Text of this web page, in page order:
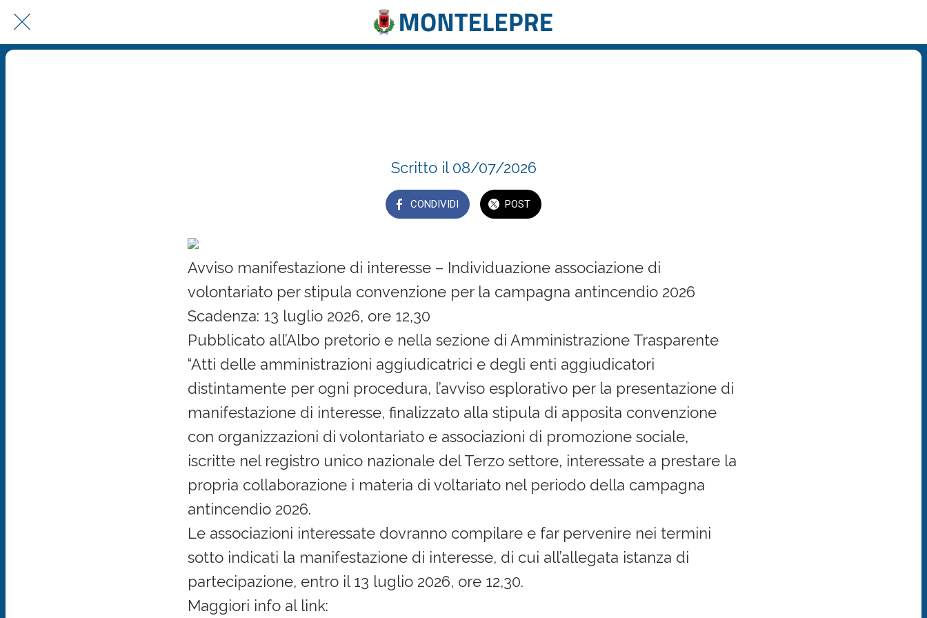
Scritto il 08/07/2026
CONDIVIDI POST
Avviso manifestazione di interesse – Individuazione associazione di
volontariato per stipula convenzione per la campagna antincendio 2026
Scadenza: 13 luglio 2026, ore 12,30
Pubblicato all’Albo pretorio e nella sezione di Amministrazione Trasparente
“Atti delle amministrazioni aggiudicatrici e degli enti aggiudicatori
distintamente per ogni procedura, l’avviso esplorativo per la presentazione di
manifestazione di interesse, finalizzato alla stipula di apposita convenzione
con organizzazioni di volontariato e associazioni di promozione sociale,
iscritte nel registro unico nazionale del Terzo settore, interessate a prestare la
propria collaborazione i materia di voltariato nel periodo della campagna
antincendio 2026.
Le associazioni interessate dovranno compilare e far pervenire nei termini
sotto indicati la manifestazione di interesse, di cui all’allegata istanza di
partecipazione, entro il 13 luglio 2026, ore 12,30.
Maggiori info al link: